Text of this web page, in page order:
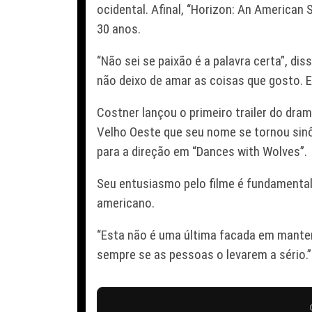
ocidental. Afinal, “Horizon: An American
30 anos.
“Não sei se paixão é a palavra certa”,
não deixo de amar as coisas que gosto.
Costner lançou o primeiro trailer do
Velho Oeste que seu nome se tornou
para a direção em “Dances with Wolves”.
Seu entusiasmo pelo filme é
americano.
“Esta não é uma última facada em
sempre se as pessoas o levarem a